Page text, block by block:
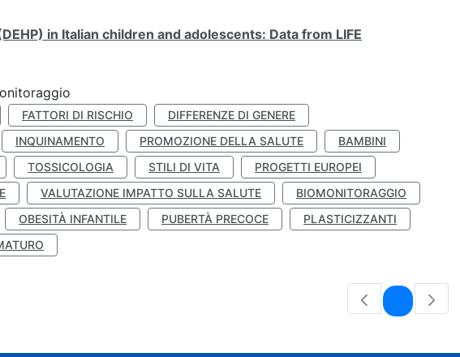
in Italian children and adolescents: Data from LIFE
FATTORI DI RISCHIO
DIFFERENZE DI GENERE
INQUINAMENTO PROMOZIONE DELLA SALUTE
BAMBINI
TOSSICOLOGIA STILI DI VITA
PROGETTI EUROPEI
VALUTAZIONE IMPATTO SULLA SALUTE
BIOMONITORAGGIO
OBESITÀ INFANTILE PUBERTÀ PRECOCE
PLASTICIZZANTI
Pagina